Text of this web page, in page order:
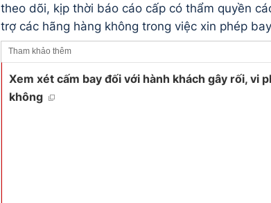
theo dõi, kịp thời báo cáo cấp có thẩm quyền
trợ các hãng hàng không trong việc xin phép
Tham khảo thêm
Xem xét cấm bay đối với hành khách gây rối, vi
không